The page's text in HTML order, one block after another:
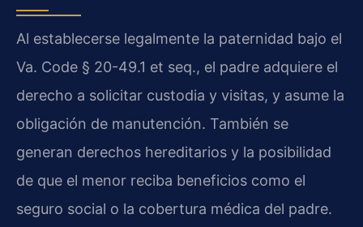
Al establecerse legalmente la paternidad bajo el
Va. Code § 20-49.1 et seq., el padre adquiere el
derecho a solicitar custodia y visitas, y asume la
obligación de manutención. También se
generan derechos hereditarios y la posibilidad
de que el menor reciba beneficios como el
seguro social o la cobertura médica del padre.